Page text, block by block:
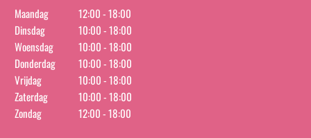
Maandag
12:00 - 18:00
Dinsdag
10:00 - 18:00
Woensdag
10:00 - 18:00
Donderdag
10:00 - 18:00
Vrijdag
10:00 - 18:00
Zaterdag
10:00 - 18:00
Zondag
12:00 - 18:00